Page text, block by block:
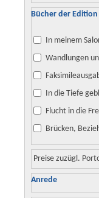
Bücher der
In meinem
Wandlungen
In die Tiefe
Preise zuzügl.
Anrede